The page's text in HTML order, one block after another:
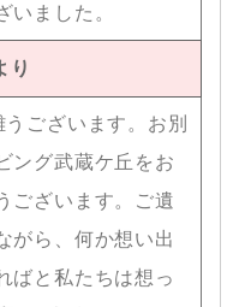
いました。
り
ございます。お別
ング武蔵ケ丘をお
ございます。ご遺
がら、何か想い出
ばと私たちは想っ